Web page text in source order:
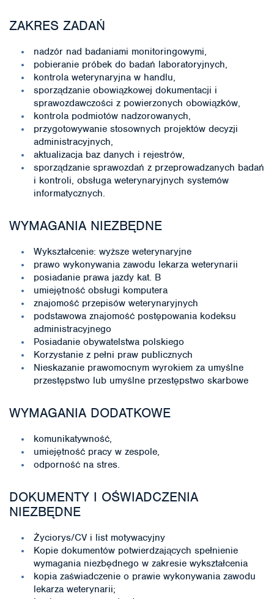
ZAKRES ZADAŃ
nadzór nad badaniami monitoringowymi,
pobieranie próbek do badań laboratoryjnych,
kontrola weterynaryjna w handlu,
sporządzanie obowiązkowej dokumentacji i
sprawozdawczości z powierzonych obowiązków,
kontrola podmiotów nadzorowanych,
przygotowywanie stosownych projektów decyzji
administracyjnych,
aktualizacja baz danych i rejestrów,
sporządzanie sprawozdań z przeprowadzanych badań
i kontroli, obsługa weterynaryjnych systemów
informatycznych.
WYMAGANIA NIEZBĘDNE
Wykształcenie: wyższe weterynaryjne
prawo wykonywania zawodu lekarza weterynarii
posiadanie prawa jazdy kat. B
umiejętność obsługi komputera
znajomość przepisów weterynaryjnych
podstawowa znajomość postępowania kodeksu
administracyjnego
Posiadanie obywatelstwa polskiego
Korzystanie z pełni praw publicznych
Nieskazanie prawomocnym wyrokiem za umyślne
przestępstwo lub umyślne przestępstwo skarbowe
WYMAGANIA DODATKOWE
komunikatywność,
umiejętność pracy w zespole,
odporność na stres.
DOKUMENTY I OŚWIADCZENIA
NIEZBĘDNE
Życiorys/CV i list motywacyjny
Kopie dokumentów potwierdzających spełnienie
wymagania niezbędnego w zakresie wykształcenia
kopia zaświadczenie o prawie wykonywania zawodu
lekarza weterynarii;